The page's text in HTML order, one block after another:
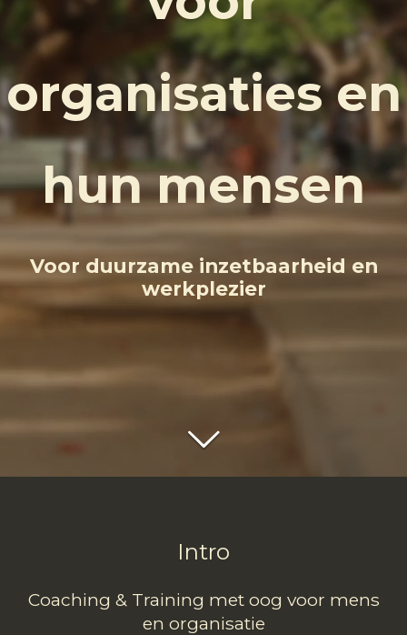
organisaties en
hun mensen
Voor duurzame inzetbaarheid en
werkplezier
Intro
Coaching & Training met oog voor mens
en organisatie